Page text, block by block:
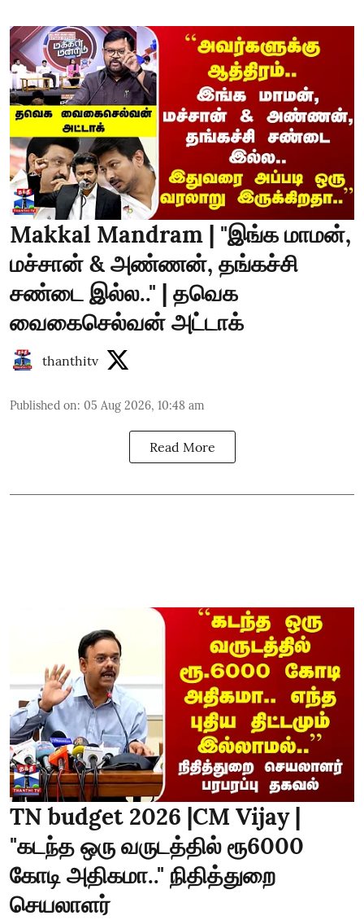
Makkal Mandram | "இங்க மாமன்,
மச்சான் & அண்ணன், தங்கச்சி
சண்டை இல்ல.." | தவெக
வைகைசெல்வன் அட்டாக்
thanthitv
Published on: 05 Aug 2026, 10:48 am
Read More
TN budget 2026 |CM Vijay |
"கடந்த ஒரு வருடத்தில் ரூ6000
கோடி அதிகமா.." நிதித்துறை
செயலாளர்